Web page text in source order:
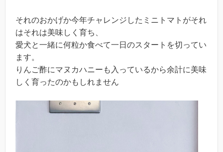
それのおかげか今年チャレンジしたミニトマトがそれ
はそれは美味しく育ち、
愛犬と一緒に何粒か食べて一日のスタートを切ってい
ます。
りんご酢にマヌカハニーも入っているから余計に美味
しく育ったのかもしれません